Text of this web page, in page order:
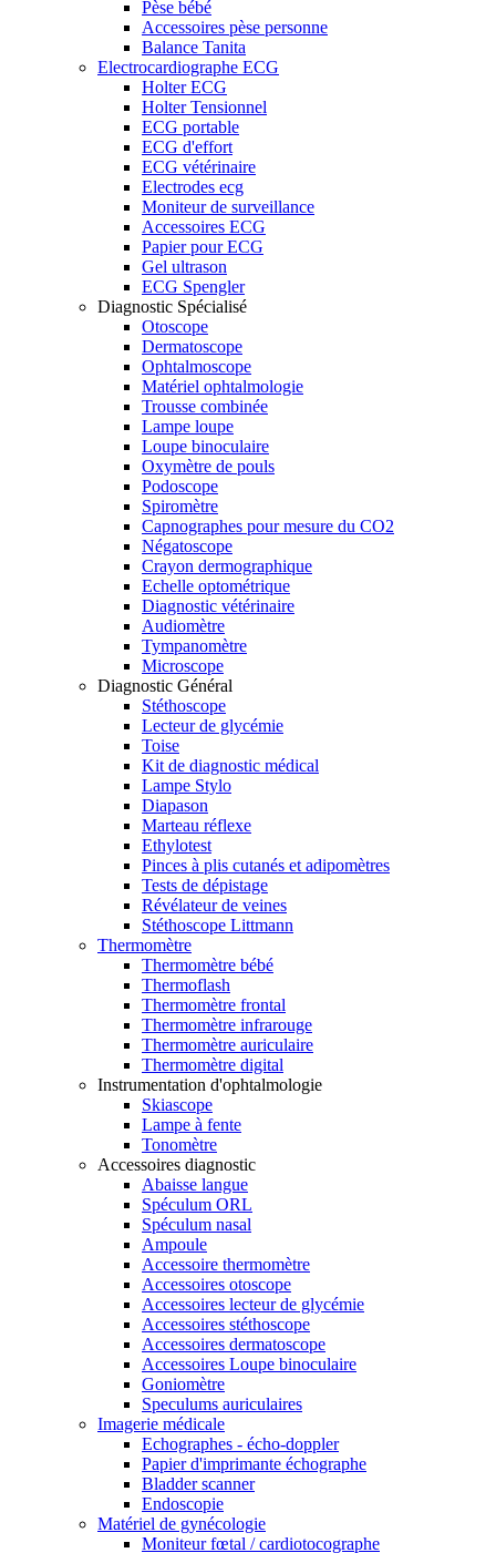
Pèse bébé
Accessoires pèse personne
Balance Tanita
Electrocardiographe ECG
Holter ECG
Holter Tensionnel
ECG portable
ECG d'effort
ECG vétérinaire
Electrodes ecg
Moniteur de surveillance
Accessoires ECG
Papier pour ECG
Gel ultrason
ECG Spengler
Diagnostic Spécialisé
Otoscope
Dermatoscope
Ophtalmoscope
Matériel ophtalmologie
Trousse combinée
Lampe loupe
Loupe binoculaire
Oxymètre de pouls
Podoscope
Spiromètre
Capnographes pour mesure du CO2
Négatoscope
Crayon dermographique
Echelle optométrique
Diagnostic vétérinaire
Audiomètre
Tympanomètre
Microscope
Diagnostic Général
Stéthoscope
Lecteur de glycémie
Toise
Kit de diagnostic médical
Lampe Stylo
Diapason
Marteau réflexe
Ethylotest
Pinces à plis cutanés et adipomètres
Tests de dépistage
Révélateur de veines
Stéthoscope Littmann
Thermomètre
Thermomètre bébé
Thermoflash
Thermomètre frontal
Thermomètre infrarouge
Thermomètre auriculaire
Thermomètre digital
Instrumentation d'ophtalmologie
Skiascope
Lampe à fente
Tonomètre
Accessoires diagnostic
Abaisse langue
Spéculum ORL
Spéculum nasal
Ampoule
Accessoire thermomètre
Accessoires otoscope
Accessoires lecteur de glycémie
Accessoires stéthoscope
Accessoires dermatoscope
Accessoires Loupe binoculaire
Goniomètre
Speculums auriculaires
Imagerie médicale
Echographes - écho-doppler
Papier d'imprimante échographe
Bladder scanner
Endoscopie
Matériel de gynécologie
Moniteur fœtal / cardiotocographe